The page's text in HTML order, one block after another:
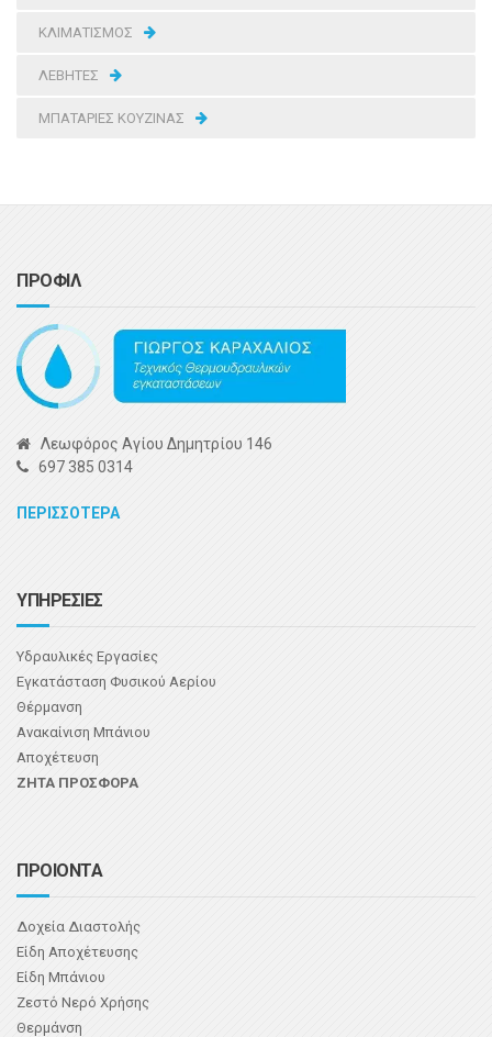
ΚΛΙΜΑΤΙΣΜΟΣ
ΛΕΒΗΤΕΣ
ΜΠΑΤΑΡΙΕΣ ΚΟΥΖΙΝΑΣ
ΠΡΟΦΙΛ
Λεωφόρος Αγίου Δημητρίου 146
697 385 0314
ΠΕΡΙΣΣΟΤΕΡΑ
ΥΠΗΡΕΣΙΕΣ
Υδραυλικές Εργασίες
Εγκατάσταση Φυσικού Αερίου
Θέρμανση
Ανακαίνιση Μπάνιου
Αποχέτευση
ΖΗΤΑ ΠΡΟΣΦΟΡΑ
ΠΡΟΙΟΝΤΑ
Δοχεία Διαστολής
Είδη Αποχέτευσης
Είδη Μπάνιου
Ζεστό Νερό Χρήσης
Θερμάνση